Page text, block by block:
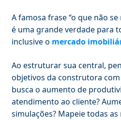
A famosa frase “o que não
é uma grande verdade para
inclusive o mercado
Ao estruturar sua central,
objetivos da construtora com
busca o aumento de
atendimento ao cliente?
simulações? Mapeie todas